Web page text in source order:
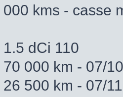
000 kms - casse
1.5 dCi 110
70 000 km - 07/
26 500 km - 07/